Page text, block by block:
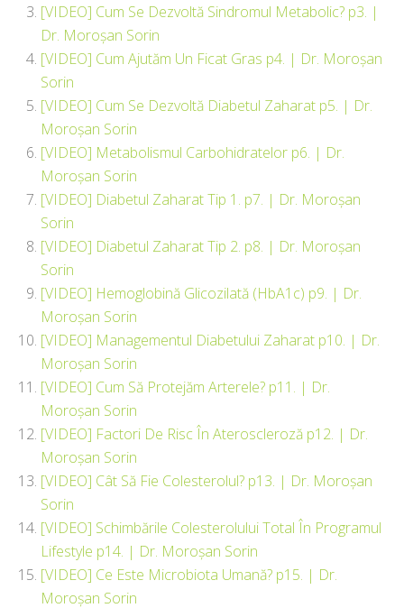
[VIDEO] Cum Se Dezvoltă Sindromul Metabolic? p3. |
Dr. Moroșan Sorin
[VIDEO] Cum Ajutăm Un Ficat Gras p4. | Dr. Moroșan
Sorin
[VIDEO] Cum Se Dezvoltă Diabetul Zaharat p5. | Dr.
Moroșan Sorin
[VIDEO] Metabolismul Carbohidratelor p6. | Dr.
Moroșan Sorin
[VIDEO] Diabetul Zaharat Tip 1. p7. | Dr. Moroșan
Sorin
[VIDEO] Diabetul Zaharat Tip 2. p8. | Dr. Moroșan
Sorin
[VIDEO] Hemoglobină Glicozilată (HbA1c) p9. | Dr.
Moroșan Sorin
[VIDEO] Managementul Diabetului Zaharat p10. | Dr.
Moroșan Sorin
[VIDEO] Cum Să Protejăm Arterele? p11. | Dr.
Moroșan Sorin
[VIDEO] Factori De Risc În Ateroscleroză p12. | Dr.
Moroșan Sorin
[VIDEO] Cât Să Fie Colesterolul? p13. | Dr. Moroșan
Sorin
[VIDEO] Schimbările Colesterolului Total În Programul
Lifestyle p14. | Dr. Moroșan Sorin
[VIDEO] Ce Este Microbiota Umană? p15. | Dr.
Moroșan Sorin